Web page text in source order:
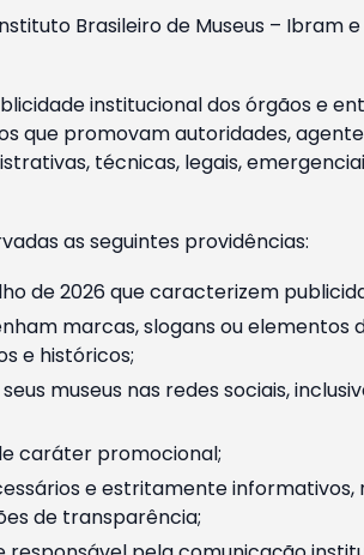
Brasileiro de Museus – Ibram
institucional dos órgãos e
que promovam autoridades,
técnicas, legais,
as seguintes providências:
de 2026 que caracterizem
marcas, slogans ou elementos
e históricos;
museus nas redes sociais,
caráter promocional;
e estritamente
de transparência;